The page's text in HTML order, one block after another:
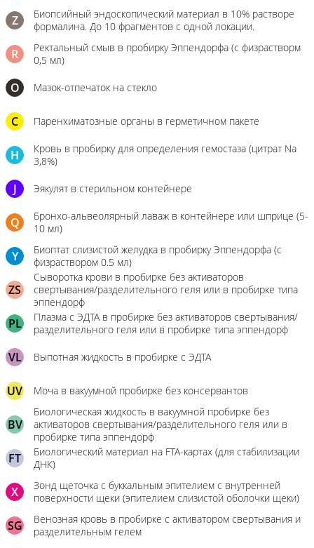
Z
Биопсийный эндоскопический материал в 10% растворе
формалина. До 10 фрагментов с одной локации.
R
Ректальный смыв в пробирку Эппендорфа (с физрастворм
0,5 мл)
О Мазок-отпечаток на стекло
C Паренхиматозные органы в герметичном пакете
H
Кровь в пробирку для определения гемостаза (цитрат Na
3,8%)
J Эякулят в стерильном контейнере
Q
Бронхо-альвеолярный лаваж в контейнере или шприце (5-
10 мл)
Y
Биоптат слизистой желудка в пробирку Эппендорфа (с
физраствором 0.5 мл)
ZS
Сыворотка крови в пробирке без активаторов
свертывания/разделительного геля или в пробирке типа
эппендорф
PL
Плазма с ЭДТА в пробирке без активаторов свертывания/
разделительного геля или в пробирке типа эппендорф
VL Выпотная жидкость в пробирке с ЭДТА
UV Моча в вакуумной пробирке без консервантов
BV
Биологическая жидкость в вакуумной пробирке без
активаторов свертывания/разделительного геля или в
пробирке типа эппендорф
FT
Биологический материал на FTA-картах (для стабилизации
ДНК)
X
Зонд щеточка с буккальным эпителием с внутренней
поверхности щеки (эпителием слизистой оболочки щеки)
SG
Венозная кровь в пробирке с активатором свертывания и
разделительным гелем